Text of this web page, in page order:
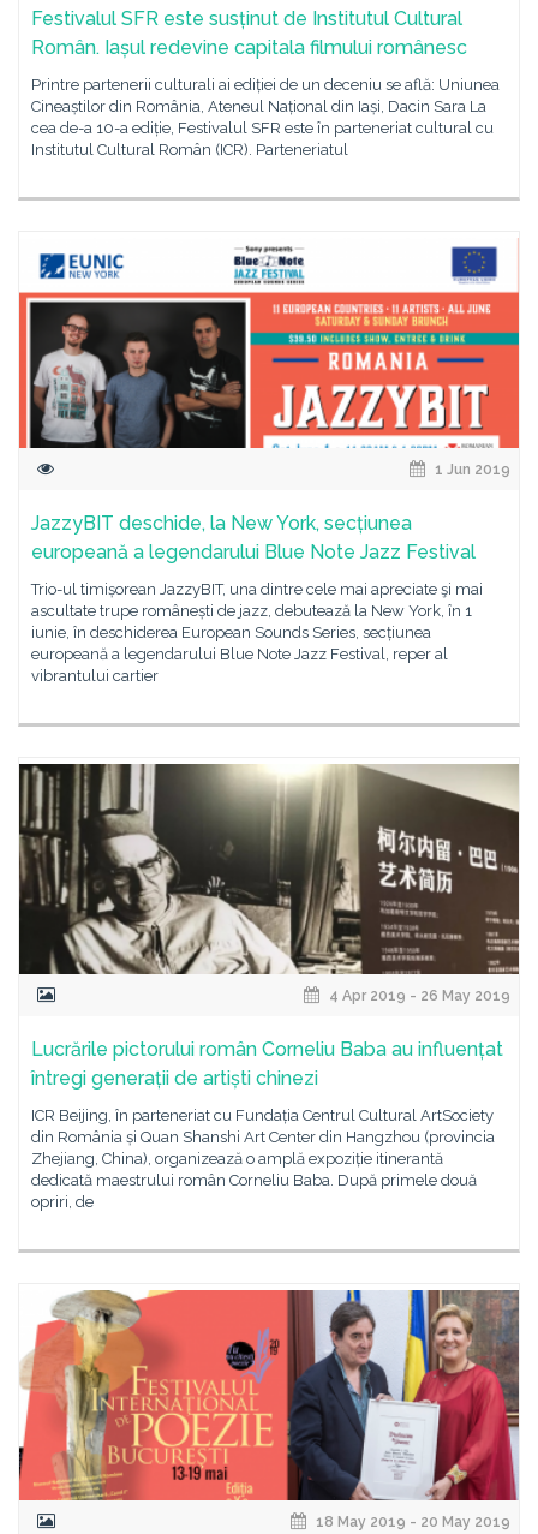
Festivalul SFR este susținut de Institutul Cultural
Român. Iașul redevine capitala filmului românesc
Printre partenerii culturali ai ediției de un deceniu se află: Uniunea
Cineaștilor din România, Ateneul Național din Iași, Dacin Sara La
cea de-a 10-a ediție, Festivalul SFR este în parteneriat cultural cu
Institutul Cultural Român (ICR). Parteneriatul
1 Jun 2019
JazzyBIT deschide, la New York, secțiunea
europeană a legendarului Blue Note Jazz Festival
Trio-ul timișorean JazzyBIT, una dintre cele mai apreciate şi mai
ascultate trupe românești de jazz, debutează la New York, în 1
iunie, în deschiderea European Sounds Series, secțiunea
europeană a legendarului Blue Note Jazz Festival, reper al
vibrantului cartier
4 Apr 2019 - 26 May 2019
Lucrările pictorului român Corneliu Baba au influențat
întregi generații de artiști chinezi
ICR Beijing, în parteneriat cu Fundația Centrul Cultural ArtSociety
din România și Quan Shanshi Art Center din Hangzhou (provincia
Zhejiang, China), organizează o amplă expoziție itinerantă
dedicată maestrului român Corneliu Baba. După primele două
opriri, de
18 May 2019 - 20 May 2019